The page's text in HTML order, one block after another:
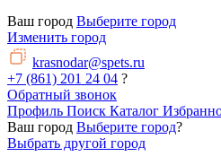
Ваш город Выберите город
Изменить город
krasnodar@spets.ru
+7 (861) 201 24 04 ?
Обратный звонок
Профиль Поиск Каталог
Ваш город Выберите город?
Выбрать другой город